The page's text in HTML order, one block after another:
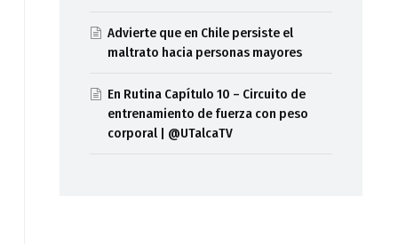
Advierte que en Chile persiste el
maltrato hacia personas mayores
En Rutina Capítulo 10 – Circuito de
entrenamiento de fuerza con peso
corporal | @UTalcaTV